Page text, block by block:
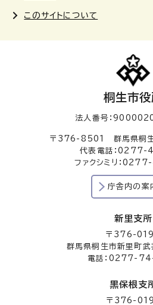
このサイトについて
桐生市役
法人番号：
〒376-8501 群馬県桐生
代表電話：0277-
ファクシミリ：
庁舎内の案
新里支所
〒376-
群馬県桐生市新里町
電話：0277-
黒保根支
〒376-